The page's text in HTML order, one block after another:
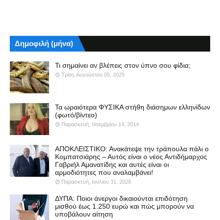
Δημοφιλή (μήνα)
Τι σημαίνει αν βλέπεις στον ύπνο σου φίδια;
Τρίτη, Αυγούστου 05, 2025
Τα ωραιότερα ΦΥΣΙΚΑ στήθη διάσημων ελληνίδων
(φωτό/βίντεο)
Παρασκευή, Νοεμβρίου 14, 2014
ΑΠΟΚΛΕΙΣΤΙΚΟ: Ανακάτεψε την τράπουλα πάλι ο
Κομπατσιάρης – Αυτός είναι ο νέος Αντιδήμαρχος
Γαβριήλ Αμανατίδης και αυτές είναι οι
αρμοδιότητες που αναλαμβάνει!
Παρασκευή, Ιουλίου 31, 2026
ΔΥΠΑ: Ποιοι άνεργοι δικαιούνται επιδότηση
μισθού έως 1.250 ευρώ και πώς μπορούν να
υποβάλουν αίτηση